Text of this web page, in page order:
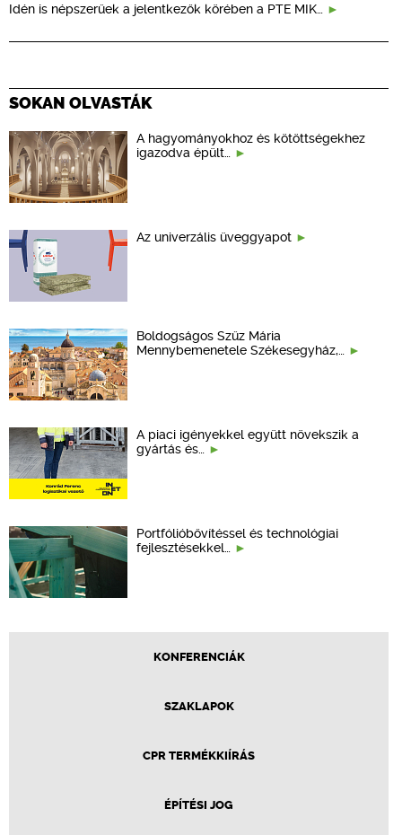
Idén is népszerűek a jelentkezők körében a PTE MIK…
SOKAN OLVASTÁK
A hagyományokhoz és kötöttségekhez
igazodva épült…
Az univerzális üveggyapot
Boldogságos Szűz Mária
Mennybemenetele Székesegyház,…
A piaci igényekkel együtt növekszik a
gyártás és…
Portfólióbővítéssel és technológiai
fejlesztésekkel…
KONFERENCIÁK
SZAKLAPOK
CPR TERMÉKKIÍRÁS
ÉPÍTÉSI JOG